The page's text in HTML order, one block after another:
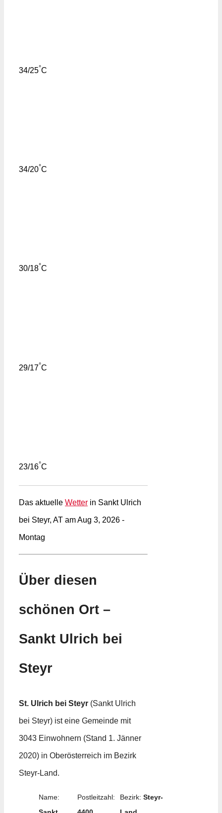
34/25°C
34/20°C
30/18°C
29/17°C
23/16°C
Das aktuelle Wetter in Sankt Ulrich
bei Steyr, AT am Aug 3, 2026 -
Montag
Über diesen
schönen Ort –
Sankt Ulrich bei
Steyr
St. Ulrich bei Steyr (Sankt Ulrich
bei Steyr) ist eine Gemeinde mit
3043 Einwohnern (Stand 1. Jänner
2020) in Oberösterreich im Bezirk
Steyr-Land.
Name:
Postleitzahl:
Bezirk: Steyr-